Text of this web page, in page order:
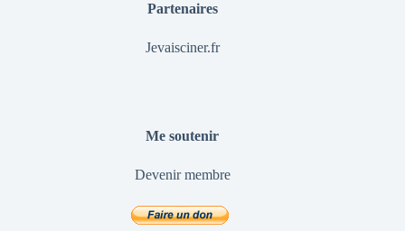
Partenaires
Jevaisciner.fr
Me soutenir
Devenir membre